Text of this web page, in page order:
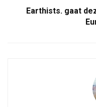
Earthists. gaat